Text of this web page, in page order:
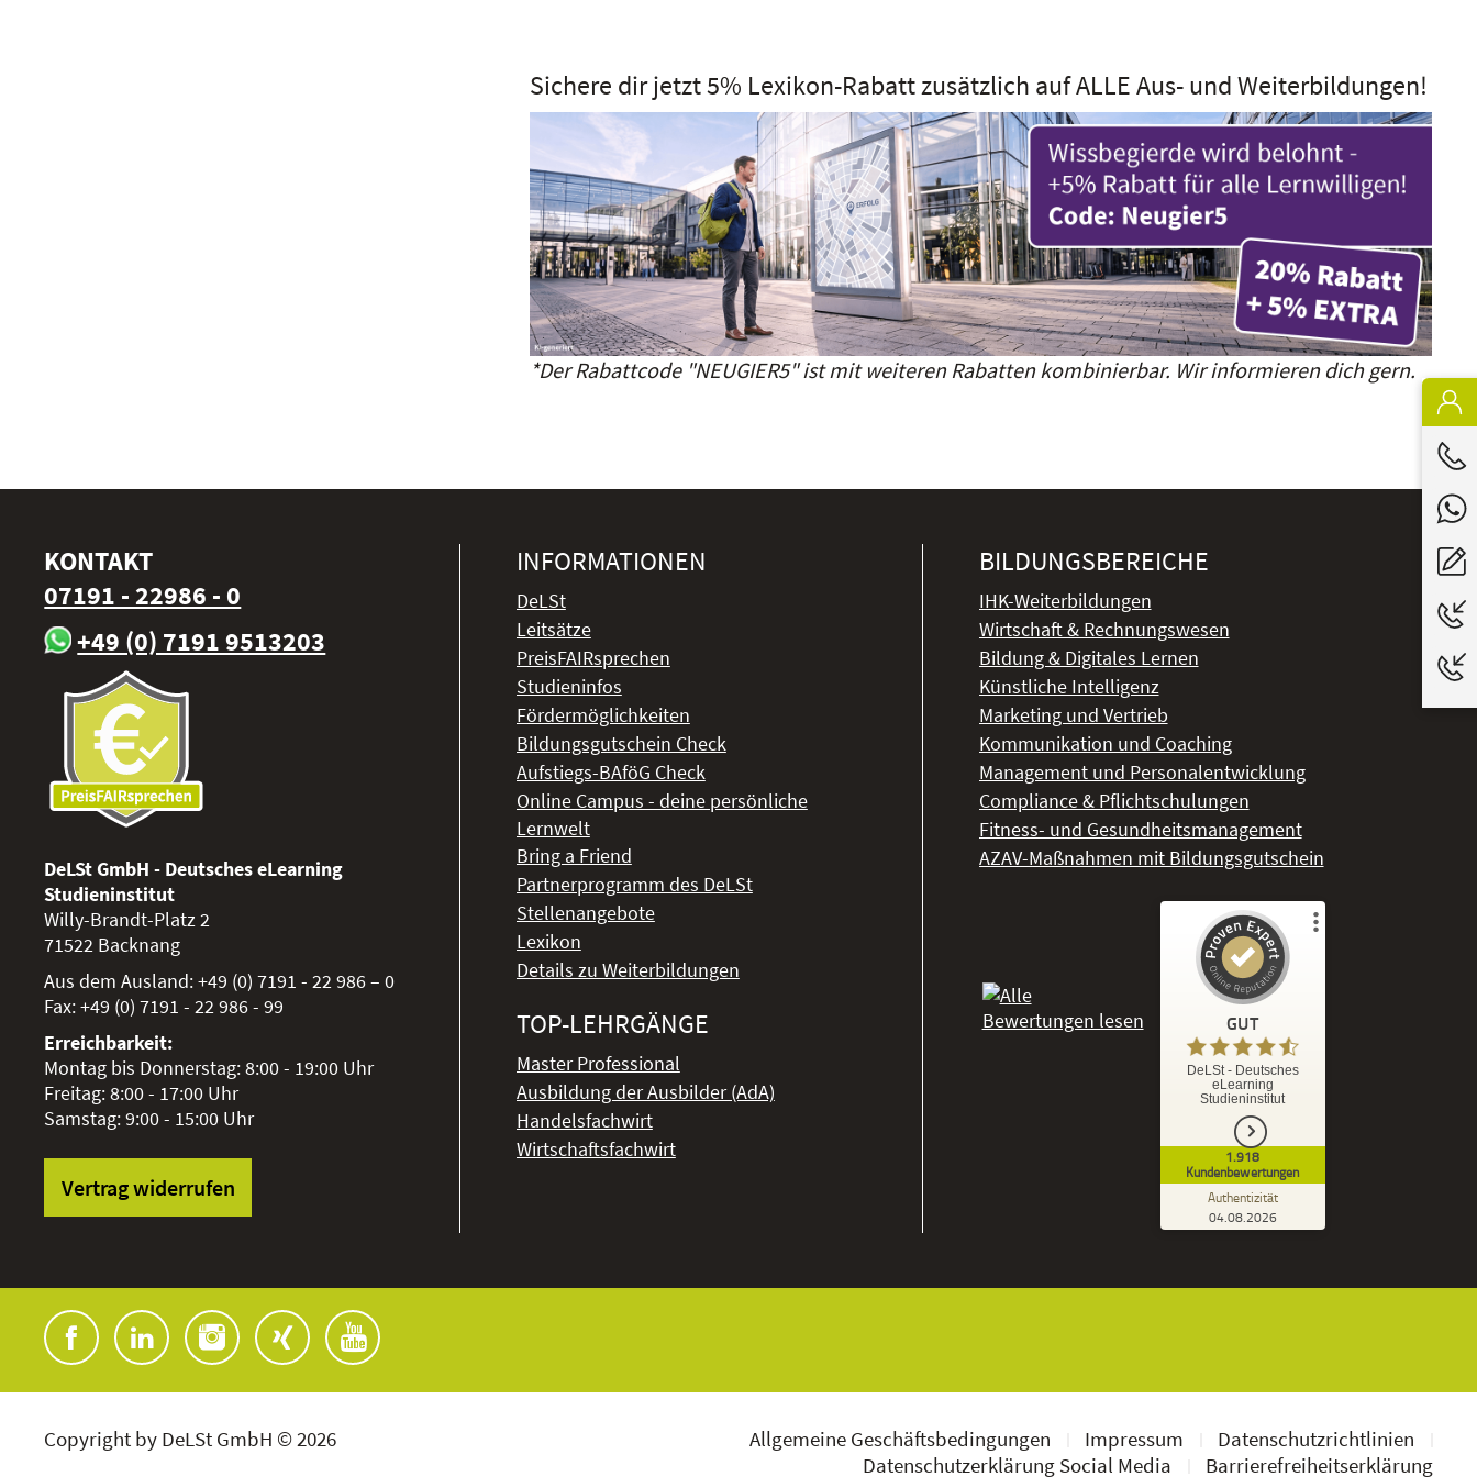
Sichere dir jetzt 5% Lexikon-Rabatt zusätzlich auf ALLE Aus- und Weiterbildungen!
*Der Rabattcode "NEUGIER5" ist mit weiteren Rabatten kombinierbar. Wir informieren dich gern.
KONTAKT
07191 - 22986 - 0
+49 (0) 7191 9513203
DeLSt GmbH - Deutsches eLearning
Studieninstitut
Willy-Brandt-Platz 2
71522 Backnang
Aus dem Ausland:+49 (0) 7191 - 22 986 – 0
Fax:+49 (0) 7191 - 22 986 - 99
Erreichbarkeit:
Montag bis Donnerstag: 8:00 - 19:00 Uhr
Freitag: 8:00 - 17:00 Uhr
Samstag: 9:00 - 15:00 Uhr
Vertrag widerrufen
INFORMATIONEN
DeLSt
Leitsätze
PreisFAIRsprechen
Studieninfos
Fördermöglichkeiten
Bildungsgutschein Check
Aufstiegs-BAföG Check
Online Campus - deine persönliche
Lernwelt
Bring a Friend
Partnerprogramm des DeLSt
Stellenangebote
Lexikon
Details zu Weiterbildungen
TOP-LEHRGÄNGE
Master Professional
Ausbildung der Ausbilder (AdA)
Handelsfachwirt
Wirtschaftsfachwirt
BILDUNGSBEREICHE
IHK-Weiterbildungen
Wirtschaft & Rechnungswesen
Bildung & Digitales Lernen
Künstliche Intelligenz
Marketing und Vertrieb
Kommunikation und Coaching
Management und Personalentwicklung
Compliance & Pflichtschulungen
Fitness- und Gesundheitsmanagement
AZAV-Maßnahmen mit Bildungsgutschein
GUT
DeLSt - Deutsches
eLearning
Studieninstitut
1.918
Kundenbewertungen
Authentizität
04.08.2026
Kundenbewertungen und Erfahrungen zu
DeLSt - Deutsches eLearning Studieninstitut
ProvenExpert.com
ProvenExpert.com
1.827
Bewertungen von
Copyright by DeLSt GmbH © 2026 Allgemeine Geschäftsbedingungen Impressum
Datenschutzrichtlinien
Datenschutzerklärung Social Media
Barrierefreiheitserklärung